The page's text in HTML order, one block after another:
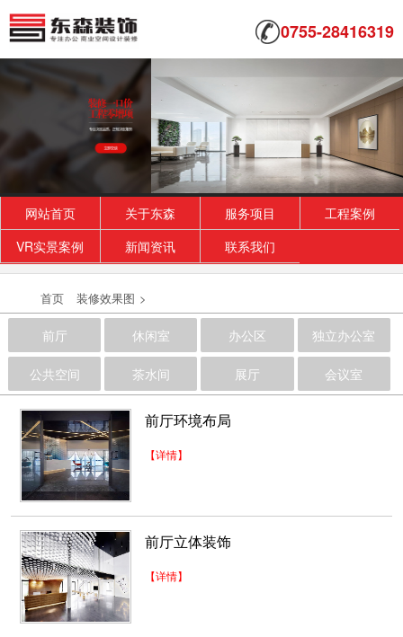
0755-28416319
网站首页 关于东森 服务项目
工程案例
VR实景案例
新闻资讯 联系我们
首页 装修效果图 >
前厅 休闲室 办公区 独立办公室
公共空间 茶水间 展厅 会议室
前厅环境布局
【详情】
前厅立体装饰
【详情】